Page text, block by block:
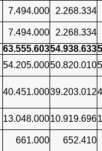
7.494.000 2.268.334
7.494.000
2.268.334
63.555.60354.938.633
54.205.00050.820.010
40.451.00039.203.012
13.048.00010.919.696
661.000 652.410